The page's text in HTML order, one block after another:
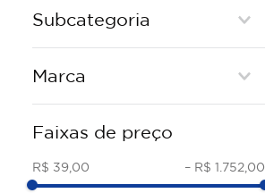
Subcategoria
CADEIRA DE ESCRITORIO
CADEIRA PLASTICA
CADEIRAS DE ACO E ALUMINIO
Marca
FORTE PLASTICO
MOR
RIVATTI
Faixas de preço
R$ 39,00 – R$ 1.752,00